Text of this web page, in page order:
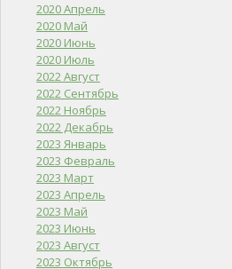
2020 Апрель
2020 Май
2020 Июнь
2020 Июль
2022 Август
2022 Сентябрь
2022 Ноябрь
2022 Декабрь
2023 Январь
2023 Февраль
2023 Март
2023 Апрель
2023 Май
2023 Июнь
2023 Август
2023 Октябрь